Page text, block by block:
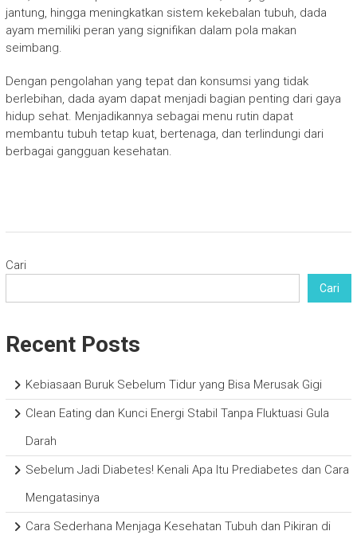
jantung, hingga meningkatkan sistem kekebalan tubuh, dada
ayam memiliki peran yang signifikan dalam pola makan
seimbang.
Dengan pengolahan yang tepat dan konsumsi yang tidak
berlebihan, dada ayam dapat menjadi bagian penting dari gaya
hidup sehat. Menjadikannya sebagai menu rutin dapat
membantu tubuh tetap kuat, bertenaga, dan terlindungi dari
berbagai gangguan kesehatan.
Cari
Cari
Recent Posts
Kebiasaan Buruk Sebelum Tidur yang Bisa Merusak Gigi
Clean Eating dan Kunci Energi Stabil Tanpa Fluktuasi Gula
Darah
Sebelum Jadi Diabetes! Kenali Apa Itu Prediabetes dan Cara
Mengatasinya
Cara Sederhana Menjaga Kesehatan Tubuh dan Pikiran di